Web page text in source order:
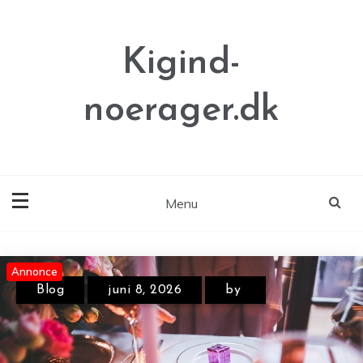
Kigind-
noerager.dk
Menu
Annonce
Annonce
Blog juni 8, 2026 by
Annonce